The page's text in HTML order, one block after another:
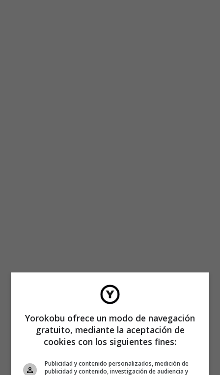
—
Foto deSnap Manreproducido bajo licenciaCreative
Commons
Yorokobu ofrece un modo de navegación
gratuito, mediante la aceptación de
cookies con los siguientes fines:
Publicidad y contenido personalizados, medición de
publicidad y contenido, investigación de audiencia y